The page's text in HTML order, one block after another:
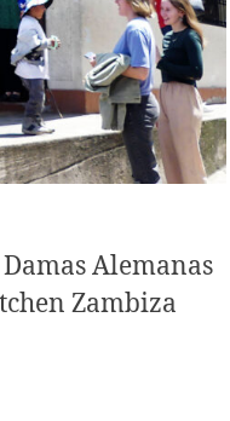
Alemanas
Zambiza